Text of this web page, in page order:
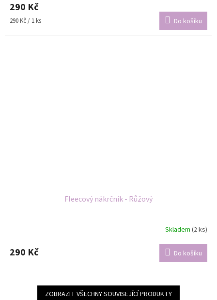
290 Kč
Měrná
290 Kč / 1 ks Do košíku
Fleecový nákrčník - Růžový
Skladem (2 ks)
290 Kč Do košíku
ZOBRAZIT VŠECHNY SOUVISEJÍCÍ PRODUKTY